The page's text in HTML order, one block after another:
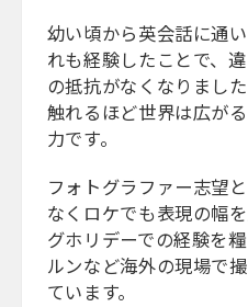
幼い頃から英会話に通
れも経験したことで、
の抵抗がなくなりまし
触れるほど世界は広が
力です。
フォトグラファー志望
なくロケでも表現の幅
グホリデーでの経験を
ルンなど海外の現場で
ています。